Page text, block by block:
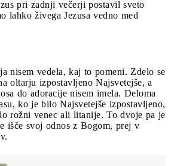
pri zadnji večerji postavil sveto
lahko živega Jezusa vedno med
nisem vedela, kaj to pomeni. Zdelo se
oltarju izpostavljeno Najsvetejše, a
do adoracije nisem imela. Deloma
ko je bilo Najsvetejše izpostavljeno,
rožni venec ali litanije. To dvoje pa je
išče svoj odnos z Bogom, prej v